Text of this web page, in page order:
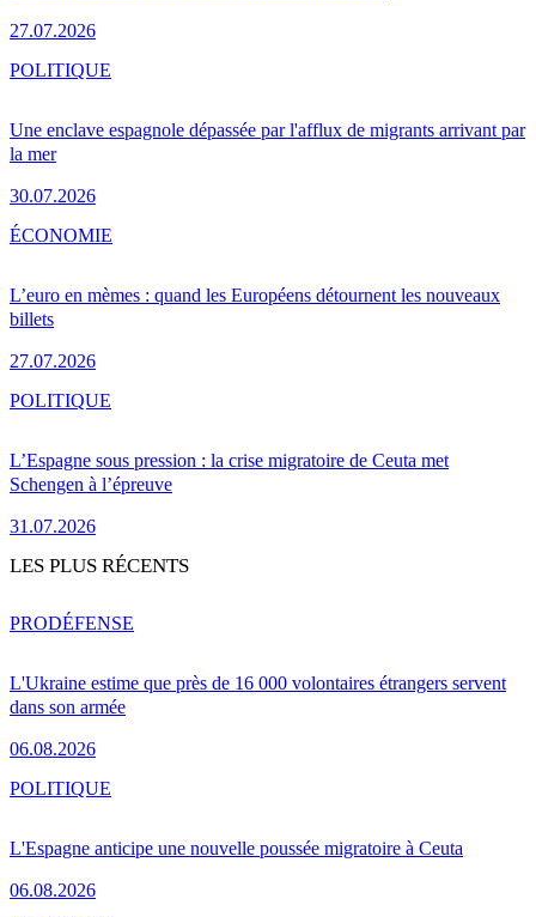
27.07.2026
Une enclave espagnole dépassée par l'afflux de migrants arrivant par
la mer
30.07.2026
POLITIQUE
L’euro en mèmes : quand les Européens détournent les nouveaux
billets
27.07.2026
ÉCONOMIE
L’Espagne sous pression : la crise migratoire de Ceuta met
Schengen à l’épreuve
31.07.2026
POLITIQUE
LES PLUS RÉCENTS
L'Ukraine estime que près de 16 000 volontaires étrangers servent
dans son armée
06.08.2026
PRODÉFENSE
L'Espagne anticipe une nouvelle poussée migratoire à Ceuta
06.08.2026
POLITIQUE